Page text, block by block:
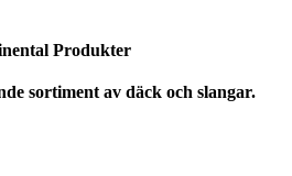
Produkter
sortiment av däck och slangar.